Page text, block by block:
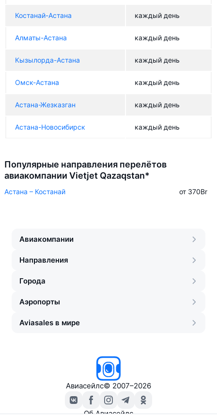
Костанай-Астана каждый день
Алматы-Астана каждый день
Кызылорда-Астана каждый день
Омск-Астана каждый день
Астана-Жезказган каждый день
Астана-Новосибирск каждый день
Популярные направления перелётов
авиакомпании Vietjet Qazaqstan*
Астана – Костанай от 370Br
Авиакомпании
Направления
Города
Аэропорты
Aviasales в мире
Авиасейлс© 2007–2026
Об Авиасейлс